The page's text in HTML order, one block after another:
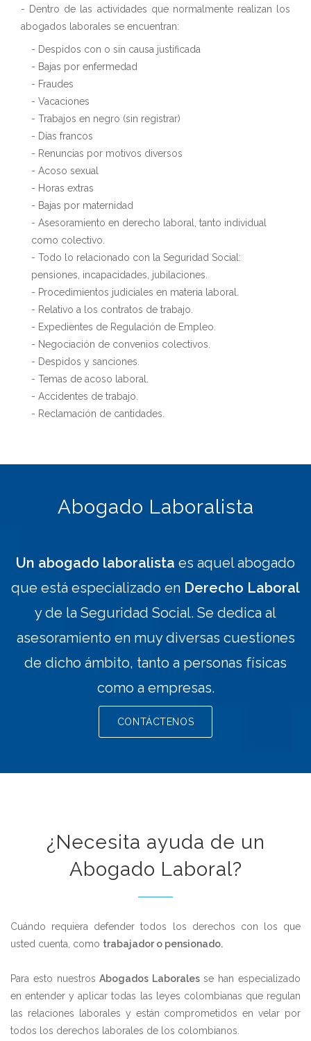
- Dentro de las actividades que normalmente realizan los
abogados laborales se encuentran:
- Despidos con o sin causa justificada
- Bajas por enfermedad
- Fraudes
- Vacaciones
- Trabajos en negro (sin registrar)
- Días francos
- Renuncias por motivos diversos
- Acoso sexual
- Horas extras
- Bajas por maternidad
- Asesoramiento en derecho laboral, tanto individual
como colectivo.
- Todo lo relacionado con la Seguridad Social:
pensiones, incapacidades, jubilaciones.
- Procedimientos judiciales en materia laboral.
- Relativo a los contratos de trabajo.
- Expedientes de Regulación de Empleo.
- Negociación de convenios colectivos.
- Despidos y sanciones.
- Temas de acoso laboral.
- Accidentes de trabajo.
- Reclamación de cantidades.
Abogado Laboralista
Un abogado laboralista es aquel abogado
que está especializado en Derecho Laboral
y de la Seguridad Social. Se dedica al
asesoramiento en muy diversas cuestiones
de dicho ámbito, tanto a personas físicas
como a empresas.
CONTÁCTENOS
¿Necesita ayuda de un
Abogado Laboral?
Cuándo requiera defender todos los derechos con los que
usted cuenta, como trabajador o pensionado.
Para esto nuestros Abogados Laborales se han especializado
en entender y aplicar todas las leyes colombianas que regulan
las relaciones laborales y están comprometidos en velar por
todos los derechos laborales de los colombianos.